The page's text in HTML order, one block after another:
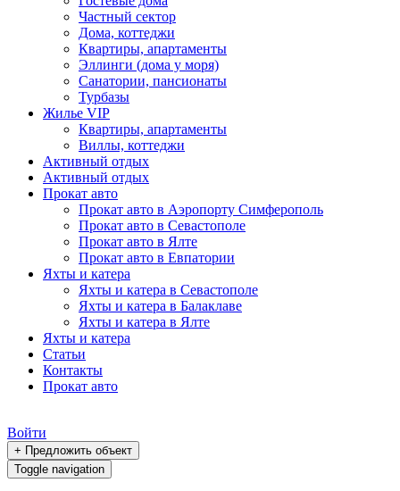
Частный сектор
Дома, коттеджи
Квартиры, апартаменты
Эллинги (дома у моря)
Санатории, пансионаты
Турбазы
Жилье VIP
Квартиры, апартаменты
Виллы, коттеджи
Активный отдых
Активный отдых
Прокат авто
Прокат авто в Аэропорту Симферополь
Прокат авто в Севастополе
Прокат авто в Ялте
Прокат авто в Евпатории
Яхты и катера
Яхты и катера в Севастополе
Яхты и катера в Балаклаве
Яхты и катера в Ялте
Яхты и катера
Статьи
Контакты
Прокат авто
Войти
+ Предложить объект
Toggle navigation